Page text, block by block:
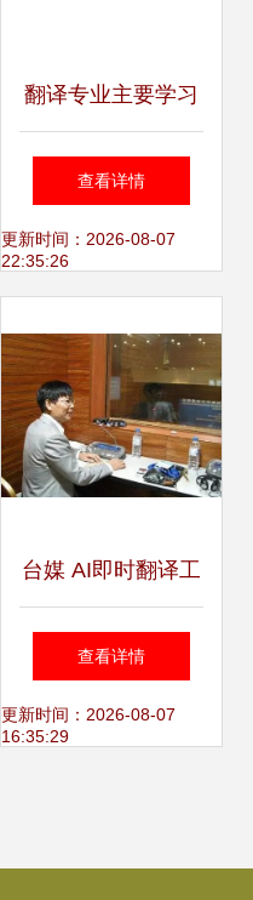
翻译专业主要学习
什么？——揭开翻
译服务的核心技能
查看详情
更新时间：2026-08-07
22:35:26
台媒 AI即时翻译工
具实现突破，向谷
歌翻译发起挑战
查看详情
更新时间：2026-08-07
16:35:29